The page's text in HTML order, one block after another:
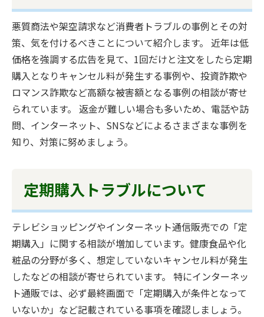
悪質商法や架空請求など消費者トラブルの事例とその対
策、気を付けるべきことについて紹介します。 近年は低
価格を強調する広告を見て、1回だけと注文をしたら定期
購入となりキャンセル料が発生する事例や、投資詐欺や
ロマンス詐欺など高額な被害額となる事例の相談が寄せ
られています。 返金が難しい場合も多いため、電話や訪
問、インターネット、SNSなどによるさまざまな事例を
知り、対策に努めましょう。
定期購入トラブルについて
テレビショッピングやインターネット通信販売での「定
期購入」に関する相談が増加しています。健康食品や化
粧品の分野が多く、想定していないキャンセル料が発生
したなどの相談が寄せられています。 特にインターネッ
ト通販では、必ず最終画面で「定期購入が条件となって
いないか」など記載されている事項を確認しましょう。